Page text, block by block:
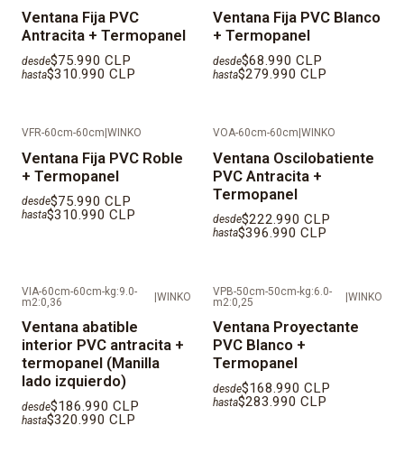
Ventana Fija PVC
Antracita + Termopanel
desde$75.990 CLP
hasta$310.990 CLP
Ventana Fija PVC Blanco
+ Termopanel
desde$68.990 CLP
hasta$279.990 CLP
VFR-60cm-60cm WINKO
Ventana Fija PVC Roble
+ Termopanel
desde$75.990 CLP
hasta$310.990 CLP
VOA-60cm-60cm WINKO
Ventana Oscilobatiente
PVC Antracita +
Termopanel
desde$222.990 CLP
hasta$396.990 CLP
VIA-60cm-60cm-kg:9.0-
m2:0,36
|WINKO
Ventana abatible
interior PVC antracita +
termopanel (Manilla
lado izquierdo)
desde$186.990 CLP
hasta$320.990 CLP
VPB-50cm-50cm-kg:6.0-
m2:0,25
|WINKO
Ventana Proyectante
PVC Blanco +
Termopanel
desde$168.990 CLP
hasta$283.990 CLP